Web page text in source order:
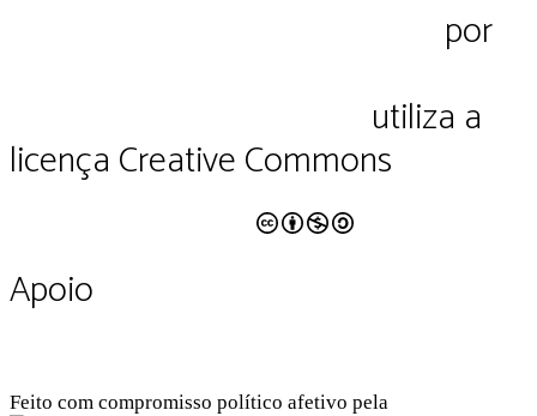
por
utiliza a
licença Creative Commons
Apoio
Feito com compromisso político afetivo pela